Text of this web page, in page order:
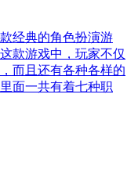
经典的角色扮演游
款游戏中，玩家不仅
而且还有各种各样的
面一共有着七种职